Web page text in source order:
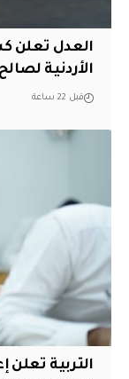
العدل تعلن
الأردنية
قبل 22 ساعة
التربية تعلن